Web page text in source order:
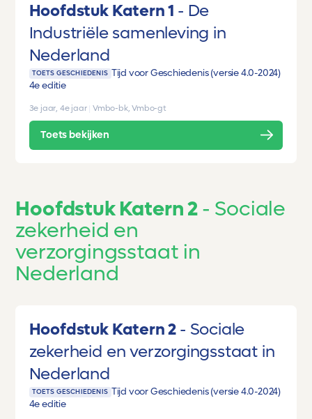
Hoofdstuk Katern 1
De
Industriële samenleving in
Nederland
TOETS GESCHIEDENIS Tijd voor Geschiedenis (versie 4.0-2024)
4e editie
3e jaar, 4e jaar Vmbo-bk, Vmbo-gt
Toets bekijken
Hoofdstuk Katern 2
Sociale
zekerheid en
verzorgingsstaat in
Nederland
Hoofdstuk Katern 2
Sociale
zekerheid en verzorgingsstaat in
Nederland
TOETS GESCHIEDENIS Tijd voor Geschiedenis (versie 4.0-2024)
4e editie